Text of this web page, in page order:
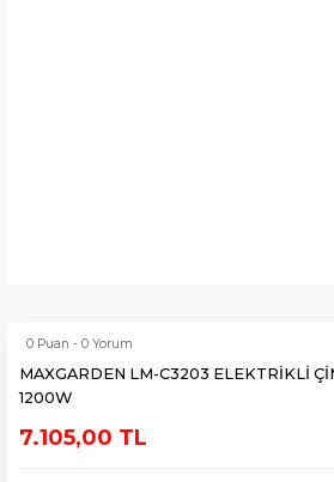
0 Puan - 0 Yorum
MAXGARDEN LM-C3203 ELEKTRİKLİ
1200W
7.105,00 TL